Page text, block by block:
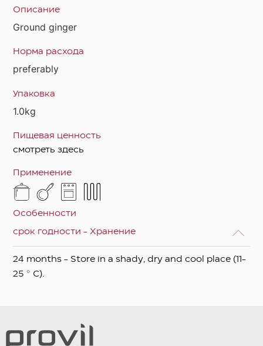
Описание
Ground ginger
Норма расхода
preferably
Упаковка
1.0kg
Пищевая ценность
смотреть здесь
Применение
Особенности
срок годности - Хранение
24 months - Store in a shady, dry and cool place (11-
25 ° C).